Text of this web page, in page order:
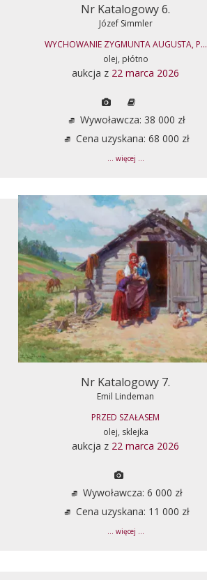
Nr Katalogowy 6.
Józef Simmler
WYCHOWANIE ZYGMUNTA AUGUSTA, P...
olej, płótno
aukcja z 22 marca 2026
Wywoławcza: 38 000 zł
Cena uzyskana: 68 000 zł
... więcej ...
Nr Katalogowy 7.
Emil Lindeman
PRZED SZAŁASEM
olej, sklejka
aukcja z 22 marca 2026
Wywoławcza: 6 000 zł
Cena uzyskana: 11 000 zł
... więcej ...